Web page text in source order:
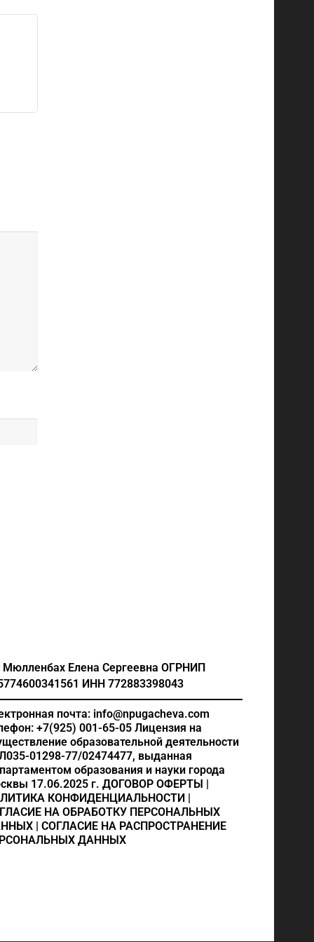
Елена Сергеевна ОГРНИП
ИНН 772883398043
почта: info@npugacheva.com
+7(925) 001-65-05 Лицензия на
образовательной деятельности
01298-77/02474477, выданная
образования и науки города
17.06.2025 г. ДОГОВОР ОФЕРТЫ |
КОНФИДЕНЦИАЛЬНОСТИ|
НА ОБРАБОТКУ ПЕРСОНАЛЬНЫХ
| СОГЛАСИЕ НА РАСПРОСТРАНЕНИЕ
ДАННЫХ